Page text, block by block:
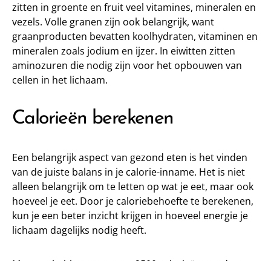
zitten in groente en fruit veel vitamines, mineralen en
vezels. Volle granen zijn ook belangrijk, want
graanproducten bevatten koolhydraten, vitaminen en
mineralen zoals jodium en ijzer. In eiwitten zitten
aminozuren die nodig zijn voor het opbouwen van
cellen in het lichaam.
Calorieën berekenen
Een belangrijk aspect van gezond eten is het vinden
van de juiste balans in je calorie-inname. Het is niet
alleen belangrijk om te letten op wat je eet, maar ook
hoeveel je eet. Door je caloriebehoefte te berekenen,
kun je een beter inzicht krijgen in hoeveel energie je
lichaam dagelijks nodig heeft.